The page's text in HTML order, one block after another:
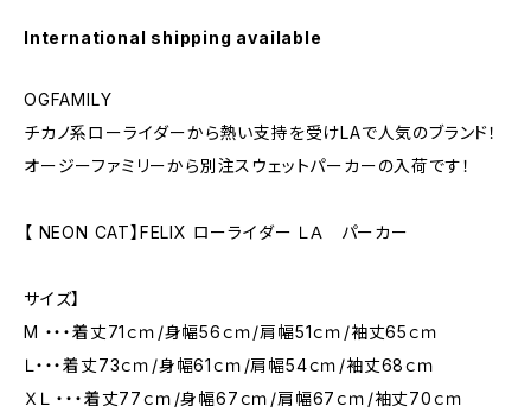
International shipping available
OGFAMILY
チカノ系ローライダーから熱い支持を受けLAで人気のブランド！
オージーファミリーから別注スウェットパーカーの入荷です！
【 NEON CAT】FELIX ローライダー ＬＡ パーカー
サイズ】
M ・・・着丈71ｃｍ/身幅56ｃｍ/肩幅51ｃｍ/袖丈65ｃｍ
Ｌ・・・着丈73ｃｍ/身幅61ｃｍ/肩幅54ｃｍ/袖丈68ｃｍ
ＸＬ ・・・着丈77ｃｍ/身幅67ｃｍ/肩幅67ｃｍ/袖丈70ｃｍ